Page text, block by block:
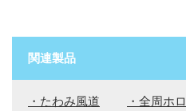
関連製品
・たわみ風道 ・全周ホロ